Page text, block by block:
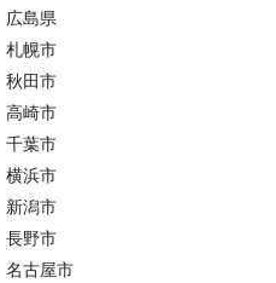
広島県
札幌市
秋田市
高崎市
千葉市
横浜市
新潟市
長野市
名古屋市